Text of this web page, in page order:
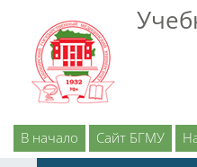
Перейти к основному
В начало Сайт БГМУ